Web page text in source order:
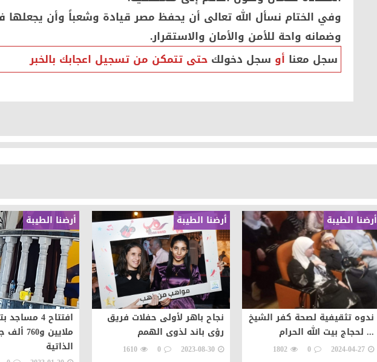
وفي الختام نسأل الله تعالى أن يحفظ مصر قيادة وشعباً وأن يجعلها
وضمانه واحة للأمن والأمان والاستقرار.
سجل معنا أو سجل دخولك حتى تتمكن من تسجيل اعجابك بالخبر
أرضنا الطيبة
ندوه تثقيفية لصحة كفر الشيخ
... لحجاج بيت الله الحرام
2024-04-27
0
1802
أرضنا الطيبة
نجاح باهر لأولى حفلات فريق
رؤى باند لذوى الهمم
2023-08-30
0
1610
أرضنا الطيبة
ملايين
الذاتية